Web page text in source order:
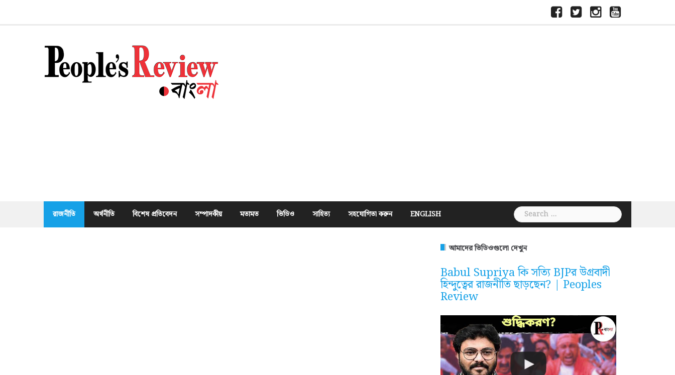
ফেসবুকটুইটারইন্সতাগ্রামইউটিউব
রাজনীতি অর্থনীতি বিশেষ প্রতিবেদন সম্পাদকীয় মতামত ভিডিও সাহিত্য সহযোগিতা করুন ENGLISH
Search
for:
আমাদের ভিডিওগুলো দেখুন
Babul Supriya কি সত্যি BJPর উগ্রবাদী
হিন্দুত্বের রাজনীতি ছাড়ছেন? | Peoples
Review